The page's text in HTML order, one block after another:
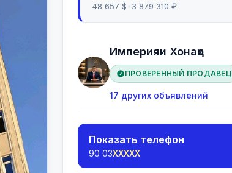
48 657 $
3 879 310 ₽
Империяи Хонаҳо
ПРОВЕРЕННЫЙ ПРОДАВЕЦ
17 других объявлений
Показать телефон
90 03XXXXX